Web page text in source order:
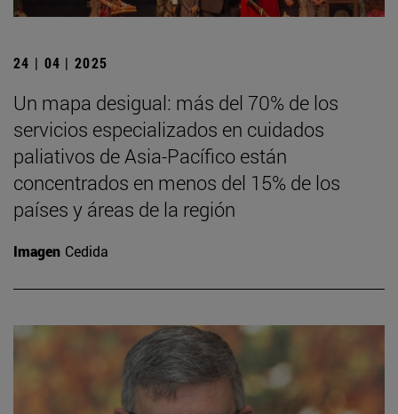
24 | 04 | 2025
Un mapa desigual: más del 70% de los
servicios especializados en cuidados
paliativos de Asia-Pacífico están
concentrados en menos del 15% de los
países y áreas de la región
Imagen Cedida